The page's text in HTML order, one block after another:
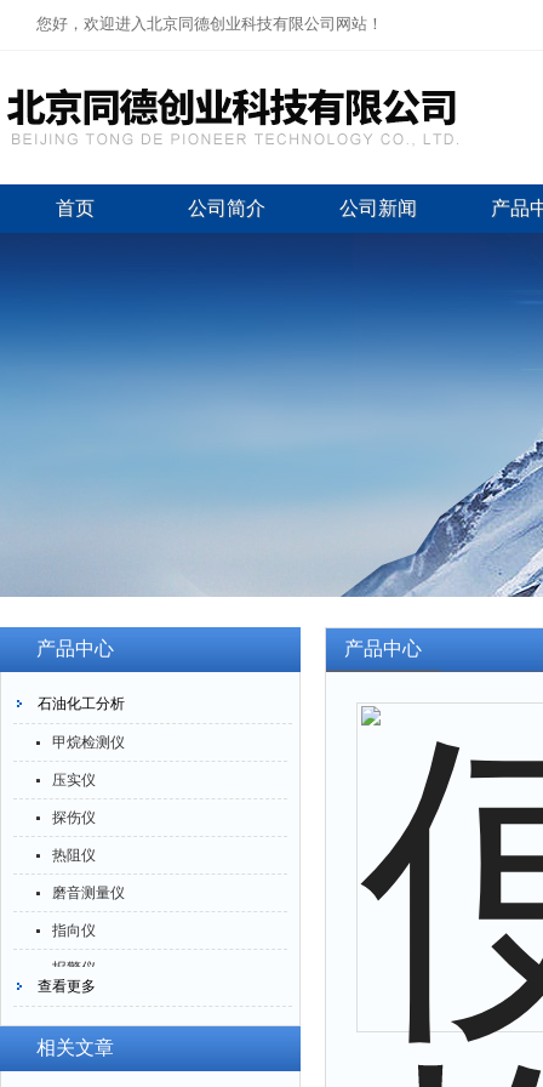
您好，欢迎进入北京同德创业科技有限公司网站！
首页 公司简介 公司新闻 产品
产品中心
石油化工分析
甲烷检测仪
压实仪
探伤仪
热阻仪
磨音测量仪
指向仪
报警仪
灰分仪
氮氧化物仪
查看更多
相关文章
产品中心